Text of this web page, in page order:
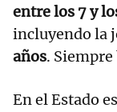
entre los 7 y
incluyendo la
años.
En el Estado